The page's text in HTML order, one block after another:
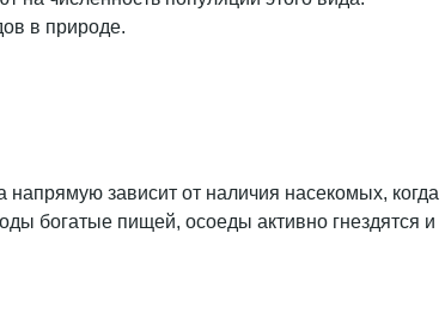
в природе.
зависит от наличия насекомых, когда
богатые пищей, осоеды активно гнездятся и